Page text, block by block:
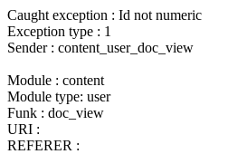
Caught exception : Id not numeric
Exception type : 1
Sender : content_user_doc_view
Module : content
Module type: user
Funk : doc_view
URI :
REFERER :